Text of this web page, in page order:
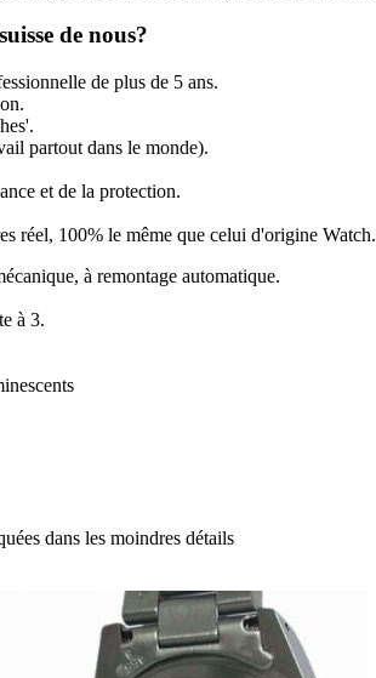
de nous?
de plus de 5 ans.
partout dans le monde).
et de la protection.
réel, 100% le même que celui d'origine Watch.
à remontage automatique.
à 3.
dans les moindres détails